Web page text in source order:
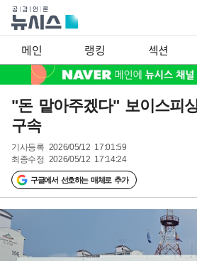
메인 랭킹 섹션
"돈 맡아주겠다" 보이스피
구속
기사등록 2026/05/12 17:01:59
최종수정 2026/05/12 17:14:24
구글에서 선호하는 매체로 추가